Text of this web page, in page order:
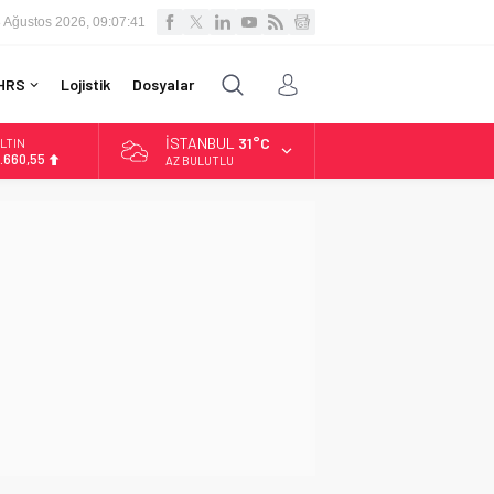
Ağustos 2026, 09:07:42
Lojistik Dosyalar
İSTANBUL 31°C
AZ BULUTLU